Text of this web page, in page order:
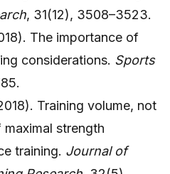
, 31(12), 3508–3523.
The importance of
considerations. Sports
Training volume, not
strength
training. Journal of